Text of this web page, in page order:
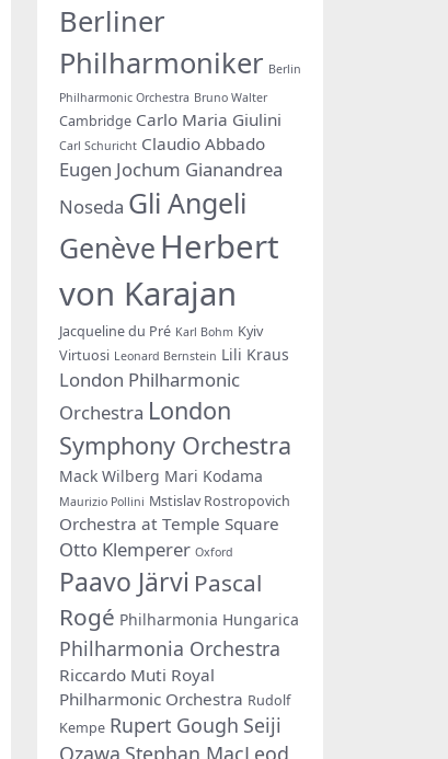
Berliner
Philharmoniker Berlin
Philharmonic Orchestra Bruno Walter
Cambridge Carlo Maria Giulini
Carl Schuricht Claudio Abbado
Eugen Jochum Gianandrea
Noseda Gli Angeli
Genève Herbert
von Karajan
Jacqueline du Pré Karl Bohm Kyiv
Virtuosi Leonard Bernstein Lili Kraus
London Philharmonic
Orchestra London
Symphony Orchestra
Mack Wilberg Mari Kodama
Maurizio Pollini Mstislav Rostropovich
Orchestra at Temple Square
Otto Klemperer Oxford
Paavo Järvi Pascal
Rogé Philharmonia Hungarica
Philharmonia Orchestra
Riccardo Muti Royal
Philharmonic Orchestra Rudolf
Kempe Rupert Gough Seiji
Ozawa Stephan MacLeod